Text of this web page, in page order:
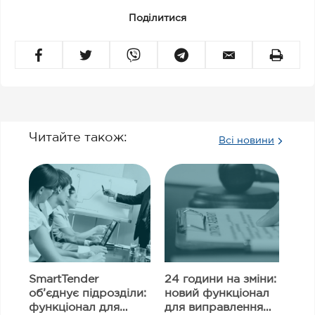
Поділитися
Читайте також: Всі новини
SmartTender
об’єднує підрозділи:
функціонал для
24 години на зміни:
новий функціонал
для виправлення